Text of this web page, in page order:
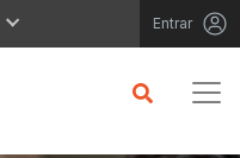
Entrar